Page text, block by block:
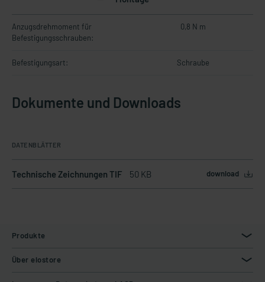
Anzugsdrehmoment für
Befestigungsschrauben:
0,8 N m
Befestigungsart: Schraube
Dokumente und Downloads
DATENBLÄTTER
Technische Zeichnungen TIF 50 KB download
Produkte
Über elostore